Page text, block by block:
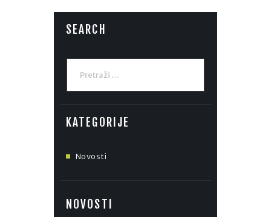
SEARCH
KATEGORIJE
Novosti
NOVOSTI